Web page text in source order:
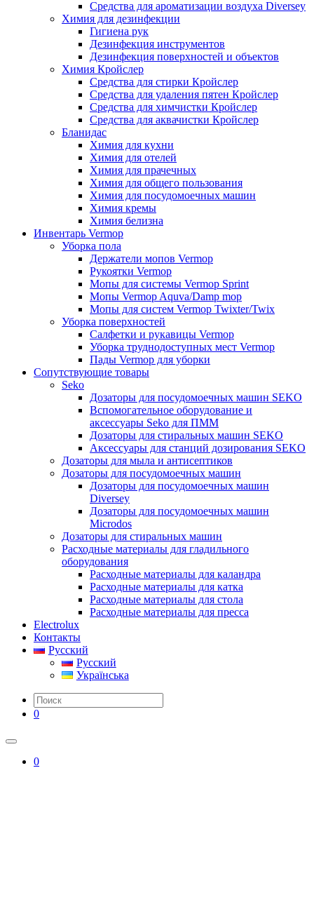
Средства для ароматизации воздуха Diversey
Химия для дезинфекции
Гигиена рук
Дезинфекция инструментов
Дезинфекция поверхностей и объектов
Химия Кройслер
Средства для стирки Кройслер
Средства для удаления пятен Кройслер
Средства для химчистки Кройслер
Средства для аквачистки Кройслер
Бланидас
Химия для кухни
Химия для отелей
Химия для прачечных
Химия для общего пользования
Химия для посудомоечных машин
Химия кремы
Химия белизна
Инвентарь Vermop
Уборка пола
Держатели мопов Vermop
Рукоятки Vermop
Мопы для системы Vermop Sprint
Мопы Vermop Aquva/Damp mop
Мопы для систем Vermop Twixter/Twix
Уборка поверхностей
Салфетки и рукавицы Vermop
Уборка труднодоступных мест Vermop
Пады Vermop для уборки
Сопутствующие товары
Seko
Дозаторы для посудомоечных машин SEKO
Вспомогательное оборудование и
аксессуары Seko для ПММ
Дозаторы для стиральных машин SEKO
Аксессуары для станций дозирования SEKO
Дозаторы для мыла и антисептиков
Дозаторы для посудомоечных машин
Дозаторы для посудомоечных машин
Diversey
Дозаторы для посудомоечных машин
Microdos
Дозаторы для стиральных машин
Расходные материалы для гладильного
оборудования
Расходные материалы для каландра
Расходные материалы для катка
Расходные материалы для стола
Расходные материалы для пресса
Electrolux
Контакты
Русский
Русский
Українська
0
0